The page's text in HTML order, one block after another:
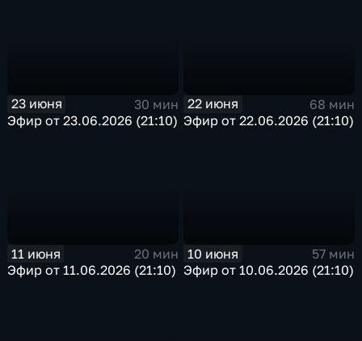
23 июня
30 мин
Эфир от 23.06.2026 (21:10)
22 июня
68 мин
Эфир от 22.06.2026 (21:10)
11 июня
20 мин
Эфир от 11.06.2026 (21:10)
10 июня
57 мин
Эфир от 10.06.2026 (21:10)